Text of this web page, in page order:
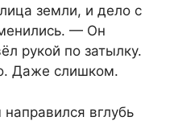
земли, и дело с
— Он
рукой по затылку.
Даже слишком.
вглубь